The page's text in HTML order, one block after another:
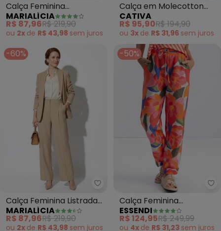
Calça Feminina
Creponada com Bolsos
(Verde)
MARIALÍCIA
R$ 87,96R$ 219,90
ou 2x de R$ 43,98 sem juros
Calça em Molecotton
(Cinza Claro)
CATIVA
R$ 95,90R$ 194,90
ou 3x de R$ 31,96 sem juros
-60%
Marialícia - Calça Feminina
Calça Feminina Listrada
Reta (Bege)
MARIALÍCIA
R$ 87,96R$ 219,90
ou 2x de R$ 43,98 sem juros
-50%
Calça Feminina
(Vermelho)
ESSENDI
R$ 124,95R$ 249,99
ou 4x de R$ 31,23 sem juros